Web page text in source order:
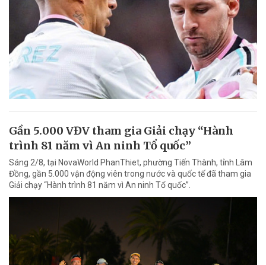
Gần 5.000 VĐV tham gia Giải chạy “Hành
trình 81 năm vì An ninh Tổ quốc”
Sáng 2/8, tại NovaWorld PhanThiet, phường Tiến Thành, tỉnh Lâm
Đồng, gần 5.000 vận động viên trong nước và quốc tế đã tham gia
Giải chạy “Hành trình 81 năm vì An ninh Tổ quốc”.